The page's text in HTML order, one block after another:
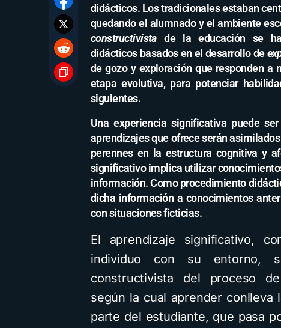
didácticos. Los tradicionales estaban
quedando el alumnado y el ambiente
constructivistade la educación se
didácticos basados en el desarrollo de
de gozo y exploración que responden a
etapa evolutiva, para potenciar
siguientes.
Una experiencia significativa puede
aprendizajes que ofrece serán
perennes en la estructura cognitiva y
significativo implica utilizar
información. Como procedimiento
dicha información a conocimientos
con situaciones ficticias.
El aprendizaje significativo,
individuo con su entorno,
constructivista del proceso
según la cual aprender
parte del estudiante, que pasa